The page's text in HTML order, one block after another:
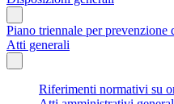
Piano triennale per prevenzione
Atti generali
Riferimenti normativi su